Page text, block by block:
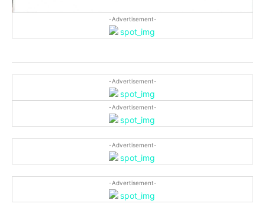
-Advertisement-
-Advertisement-
-Advertisement-
-Advertisement-
-Advertisement-